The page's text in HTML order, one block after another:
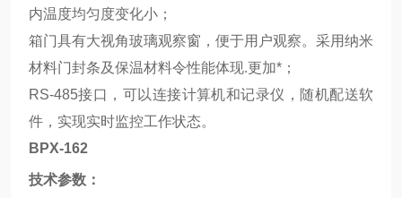
内温度均匀度变化小；
箱门具有大视角玻璃观察窗，便于用户观察。采用纳米
材料门封条及保温材料令性能体现.更加*；
RS-485接口，可以连接计算机和记录仪，随机配送软
件，实现实时监控工作状态。
BPX-162
技术参数：